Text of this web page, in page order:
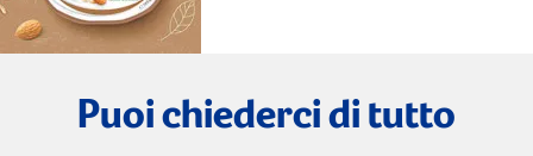
Puoi chiederci di tutto